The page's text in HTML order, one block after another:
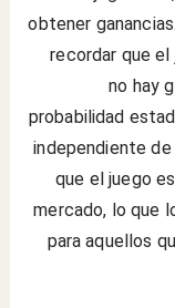
obtener
recordar que el
no hay
probabilidad
independiente de
que el juego
mercado, lo que
para aquellos